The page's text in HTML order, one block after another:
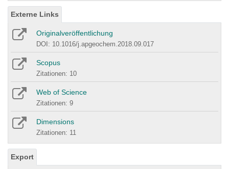
Externe Links
Originalveröffentlichung
DOI: 10.1016/j.apgeochem.2018.09.017
Scopus
Zitationen: 10
Web of Science
Zitationen: 9
Dimensions
Zitationen: 11
Export